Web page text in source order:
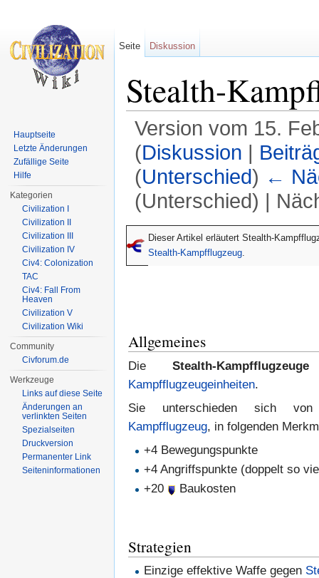
Stealth-
Version vom 15.
(Diskussion |
(Unterschied) ←
(Unterschied) |
Dieser Artikel erläutert Stealth-
Stealth-Kampfflugzeug.
Allgemeines
Die Stealth-Kampfflugzeuge
Kampfflugzeugeinheiten.
Sie unterschieden sich
Kampfflugzeug, in folgenden
+4 Bewegungspunkte
+4 Angriffspunkte (doppelt so
+20
Baukosten
Strategien
Einzige effektive Waffe gegen
Seite Diskussion
Hauptseite
Letzte Änderungen
Zufällige Seite
Hilfe
Kategorien
Civilization I
Civilization II
Civilization III
Civilization IV
Civ4: Colonization
TAC
Civ4: Fall From
Heaven
Civilization V
Civilization Wiki
Community
Civforum.de
Werkzeuge
Links auf diese Seite
Änderungen an
verlinkten Seiten
Spezialseiten
Druckversion
Permanenter Link
Seiten­informationen